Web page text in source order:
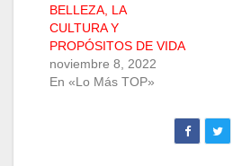
BELLEZA, LA
CULTURA Y
PROPÓSITOS DE VIDA
noviembre 8, 2022
En «Lo Más TOP»